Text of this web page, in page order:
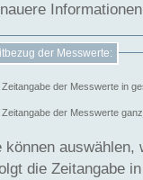
der Messwerte:
Zeitangabe der Messwerte in
Zeitangabe der Messwerte
können auswählen,
die Zeitangabe